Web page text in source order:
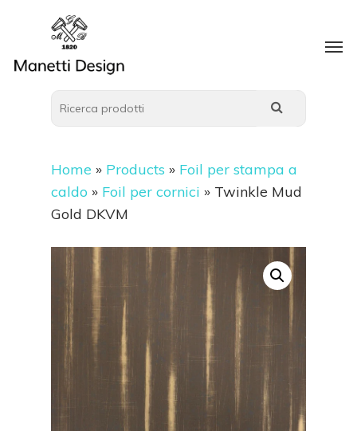
Home » Products » Foil per stampa a
caldo » Foil per cornici » Twinkle Mud
Gold DKVM